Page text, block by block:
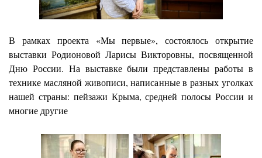
В рамках проекта «Мы первые»,состоялось открытие
выставки Родионовой Ларисы Викторовны, посвященной
Дню России. На выставке были представлены работы в
технике масляной живописи, написанные в разных уголках
нашей страны: пейзажи Крыма, средней полосы России и
многие другие